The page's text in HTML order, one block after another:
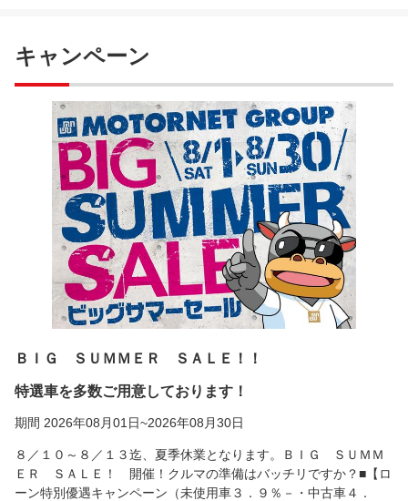
キャンペーン
ＢＩＧ ＳＵＭＭＥＲ ＳＡＬＥ！！
特選車を多数ご用意しております！
期間 2026年08月01日~2026年08月30日
８／１０～８／１３迄、夏季休業となります。ＢＩＧ ＳＵＭＭ
ＥＲ ＳＡＬＥ！ 開催！クルマの準備はバッチリですか？■【ロ
ーン特別優遇キャンペーン（未使用車３．９％－・中古車４．